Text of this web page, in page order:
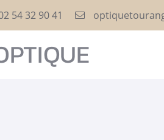
54 32 90 41